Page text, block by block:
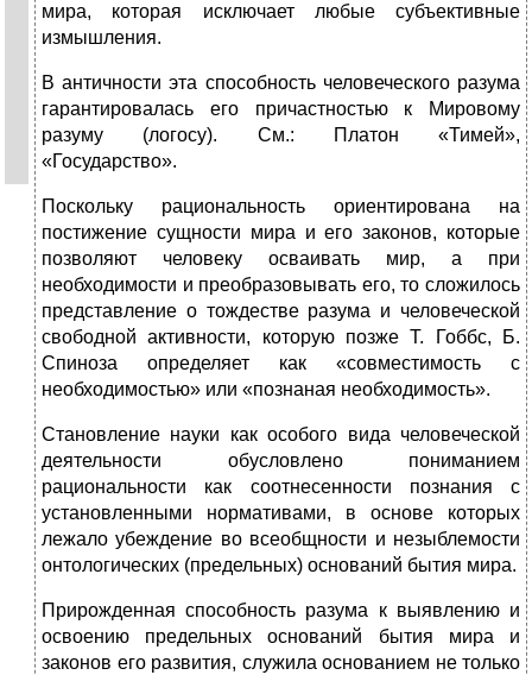
мира, которая исключает любые субъективные
измышления.
В античности эта способность человеческого разума
гарантировалась его причастностью к Мировому
разуму (логосу). См.: Платон «Тимей»,
«Государство».
Поскольку рациональность ориентирована на
постижение сущности мира и его законов, которые
позволяют человеку осваивать мир, а при
необходимости и преобразовывать его, то сложилось
представление о тождестве разума и человеческой
свободной активности, которую позже Т. Гоббс, Б.
Спиноза определяет как «совместимость с
необходимостью» или «познаная необходимость».
Становление науки как особого вида человеческой
деятельности обусловлено пониманием
рациональности как соотнесенности познания с
установленными нормативами, в основе которых
лежало убеждение во всеобщности и незыблемости
онтологических (предельных) оснований бытия мира.
Прирожденная способность разума к выявлению и
освоению предельных оснований бытия мира и
законов его развития, служила основанием не только